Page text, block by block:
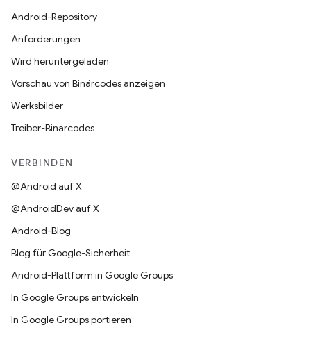
Android-Repository
Anforderungen
Wird heruntergeladen
Vorschau von Binärcodes anzeigen
Werksbilder
Treiber-Binärcodes
VERBINDEN
@Android auf X
@AndroidDev auf X
Android-Blog
Blog für Google-Sicherheit
Android-Plattform in Google Groups
In Google Groups entwickeln
In Google Groups portieren